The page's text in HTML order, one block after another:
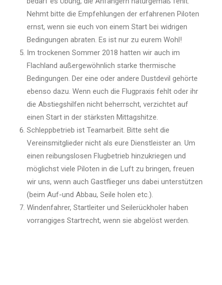
Nehmt bitte die Empfehlungen der erfahrenen Piloten
ernst, wenn sie euch von einem Start bei widrigen
Bedingungen abraten. Es ist nur zu eurem Wohl!
Im trockenen Sommer 2018 hatten wir auch im
Flachland außergewöhnlich starke thermische
Bedingungen. Der eine oder andere Dustdevil gehörte
ebenso dazu. Wenn euch die Flugpraxis fehlt oder ihr
die Abstiegshilfen nicht beherrscht, verzichtet auf
einen Start in der stärksten Mittagshitze.
Schleppbetrieb ist Teamarbeit. Bitte seht die
Vereinsmitglieder nicht als eure Dienstleister an. Um
einen reibungslosen Flugbetrieb hinzukriegen und
möglichst viele Piloten in die Luft zu bringen, freuen
wir uns, wenn auch Gastflieger uns dabei unterstützen
(beim Auf-und Abbau, Seile holen etc.).
Windenfahrer, Startleiter und Seilerückholer haben
vorrangiges Startrecht, wenn sie abgelöst werden.